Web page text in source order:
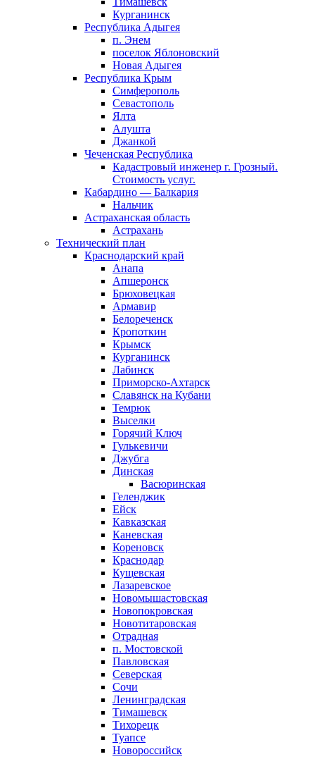
Курганинск
Республика Адыгея
п. Энем
поселок Яблоновский
Новая Адыгея
Республика Крым
Симферополь
Севастополь
Ялта
Алушта
Джанкой
Чеченская Республика
Кадастровый инженер г. Грозный.
Стоимость услуг.
Кабардино — Балкария
Нальчик
Астраханская область
Астрахань
Технический план
Краснодарский край
Анапа
Апшеронск
Брюховецкая
Армавир
Белореченск
Кропоткин
Крымск
Курганинск
Лабинск
Приморско-Ахтарск
Славянск на Кубани
Темрюк
Выселки
Горячий Ключ
Гулькевичи
Джубга
Динская
Васюринская
Геленджик
Ейск
Кавказская
Каневская
Кореновск
Краснодар
Кущевская
Лазаревское
Новомышастовская
Новопокровская
Новотитаровская
Отрадная
п. Мостовской
Павловская
Северская
Сочи
Ленинградская
Тимашевск
Тихорецк
Туапсе
Новороссийск